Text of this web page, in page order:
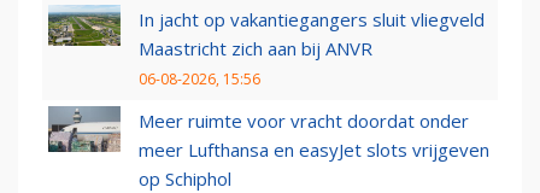
In jacht op vakantiegangers sluit vliegveld
Maastricht zich aan bij ANVR
06-08-2026, 15:56
Meer ruimte voor vracht doordat onder
meer Lufthansa en easyJet slots vrijgeven
op Schiphol